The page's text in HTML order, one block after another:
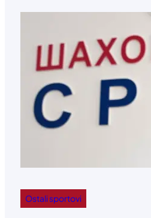
Ostali sportovi